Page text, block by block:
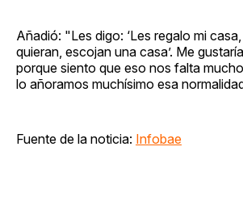
Añadió: "Les digo: ‘Les regalo mi
quieran, escojan una casa’. Me
porque siento que eso nos falta
lo añoramos muchísimo esa
Fuente de la noticia: Infobae